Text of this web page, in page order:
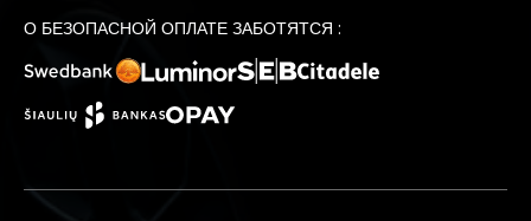
О БЕЗОПАСНОЙ ОПЛАТЕ ЗАБОТЯТСЯ :